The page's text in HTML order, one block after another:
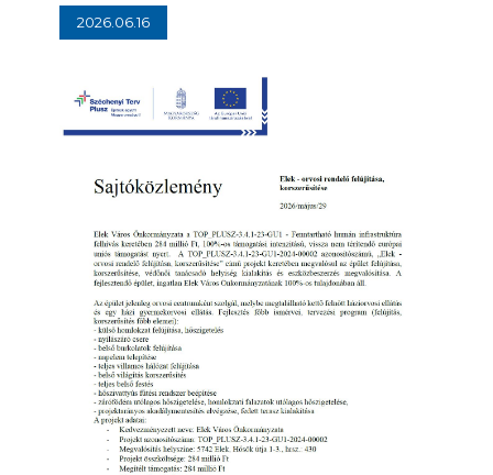
2026.06.16